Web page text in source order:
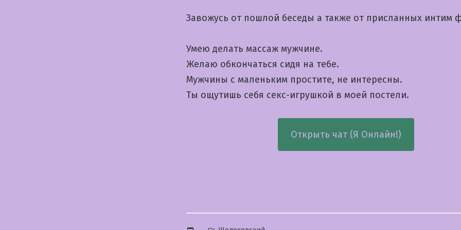
Завожусь от пошлой беседы а также от присланных интим
Умею делать массаж мужчине.
Желаю обкончаться сидя на тебе.
Мужчины с маленьким простите, не интересны.
Ты ощутишь себя секс-игрушкой в моей постели.
Открыть чат (Я Онлайн!)